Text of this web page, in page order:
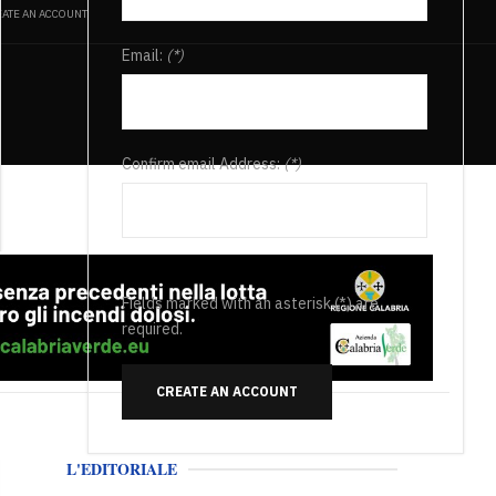
AN ACCOUNT
Email: (*)
Confirm email Address:(*)
Fields marked with an asterisk (*) are
required.
CREATE AN ACCOUNT
L'EDITORIALE